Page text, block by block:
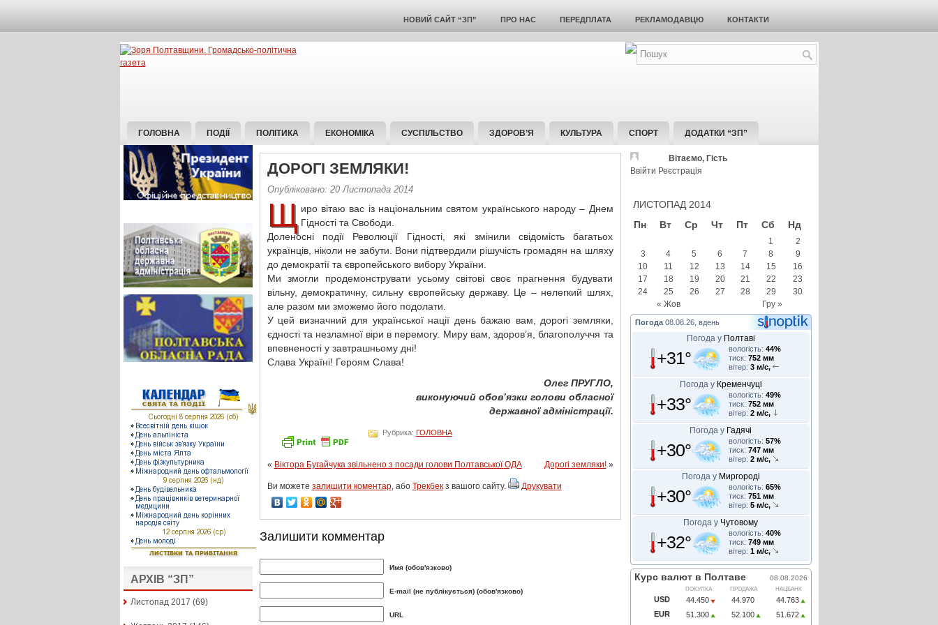
НОВИЙ САЙТ “ЗП” ПРО НАС ПЕРЕДПЛАТА РЕКЛАМОДАВЦЮ КОНТАКТИ
ГОЛОВНА ПОДІЇ ПОЛІТИКА ЕКОНОМІКА СУСПІЛЬСТВО ЗДОРОВ’Я КУЛЬТУРА СПОРТ ДОДАТКИ “ЗП”
АРХІВ “ЗП”
Листопад 2017 (69)
ДОРОГІ ЗЕМЛЯКИ!
Опубліковано: 20 Листопада 2014
Щ иро вітаю вас із національним святом українського народу – Днем
Гідності та Свободи.
Доленосні події Революції Гідності, які змінили свідомість багатьох
українців, ніколи не забути. Вони підтвердили рішучість громадян на шляху
до демократії та європейського вибору України.
Ми змогли продемонструвати усьому світові своє прагнення будувати
вільну, демократичну, сильну європейську державу. Це – нелегкий шлях,
але разом ми зможемо його подолати.
У цей визначний для української нації день бажаю вам, дорогі земляки,
єдності та незламної віри в перемогу. Миру вам, здоров’я, благополуччя та
впевненості у завтрашньому дні!
Слава Україні! Героям Слава!
Олег ПРУГЛО,
виконуючий обов’язки голови обласної
державної адміністрації.
Рубрика: ГОЛОВНА
« Віктора Бугайчука звільнено з посади голови Полтавської ОДА Дорогі земляки!»
Ви можете залишити коментар, або Трекбекз вашого сайту. Друкувати
Залишити комментар
Имя (обов'язково)
E-mail (не публікується) (обов'язково)
URL
Вітаємо, Гість
Ввійти Реєстрація
ЛИСТОПАД 2014
Пн
Вт Ср Чт Пт Сб Нд
« Жов Гру »
1
2
3
4 5 6 7 8
9
10
11 12 13 14 15
16
17
18 19 20 21 22
23
24
25 26 27 28 29 30
Погода 08.08.26, вдень
Погода у Полтаві
+31° вологість: 44%
тиск: 752 мм
вітер: 3 м/с,
Погода у Кременчуці
+33° вологість: 49%
тиск: 752 мм
вітер: 2 м/с,
Погода у Гадячі
+30° вологість: 57%
тиск: 747 мм
вітер: 2 м/с,
Погода у Миргороді
+30° вологість: 65%
тиск: 751 мм
вітер: 5 м/с,
Погода у Чутовому
+32° вологість: 40%
тиск: 749 мм
вітер: 1 м/с,